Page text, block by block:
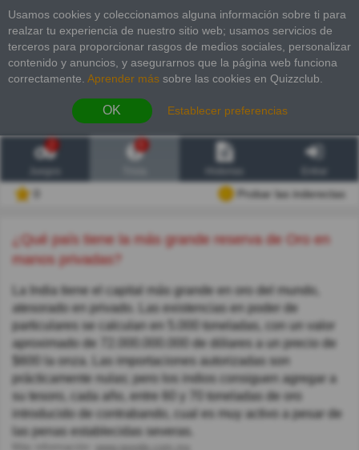
Usamos cookies y coleccionamos alguna información sobre ti para
realzar tu experiencia de nuestro sitio web; usamos servicios de
terceros para proporcionar rasgos de medios sociales, personalizar
contenido y anuncios, y asegurarnos que la página web funciona
correctamente. Aprender más sobre las cookies en Quizzclub.
OK Establecer preferencias
2
Probar las inderectas
¿Qué país tiene la más grande reserva de Oro en
manos privadas?
La India tiene el capital más grande en oro del mundo,
atesorado en privado. Las existencias en poder de
particulares se calculan en 5.000 toneladas, con un valor
aproximado de 72.000.000.000 de dólares a un precio de
$600 la onza. Las importaciones autorizadas son
prácticamente nulas; pero los indios consiguen agregar a
su tesoro, cada año, entre 60 y 70 toneladas de oro
introducido de contrabando, cual es muy activo a pesar de
las penas establecidas severas.
www.google.com.mx